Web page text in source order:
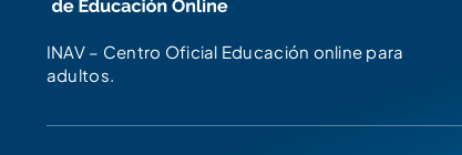
INAV – Centro Oficial Educación online para
adultos.